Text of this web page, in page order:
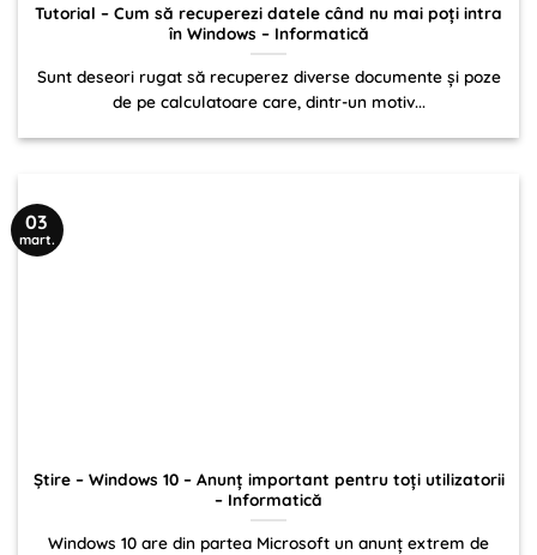
Tutorial – Cum să recuperezi datele când nu mai poți intra
în Windows – Informatică
Sunt deseori rugat să recuperez diverse documente și poze
de pe calculatoare care, dintr-un motiv...
Știre – Windows 10 – Anunț important pentru toți utilizatorii
– Informatică
Windows 10 are din partea Microsoft un anunț extrem de
03
mart.